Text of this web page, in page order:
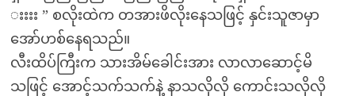
းးးး ” စလိုးထဲက တအားဖိလိုးနေသဖြင့် နှင်းသူဇာမှာ
အော်ဟစ်နေရသည်။
လီးထိပ်ကြီးက သားအိမ်ခေါင်းအား လာလာဆောင့်မိ
သဖြင့် အောင့်သက်သက်နဲ့ နာသလိုလို ကောင်းသလိုလို